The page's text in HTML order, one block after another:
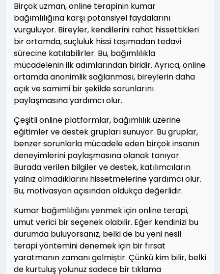
Birçok uzman, online terapinin kumar
bağımlılığına karşı potansiyel faydalarını
vurguluyor. Bireyler, kendilerini rahat hissettikleri
bir ortamda, suçluluk hissi taşımadan tedavi
sürecine katılabilirler. Bu, bağımlılıkla
mücadelenin ilk adımlarından biridir. Ayrıca, online
ortamda anonimlik sağlanması, bireylerin daha
açık ve samimi bir şekilde sorunlarını
paylaşmasına yardımcı olur.
Çeşitli online platformlar, bağımlılık üzerine
eğitimler ve destek grupları sunuyor. Bu gruplar,
benzer sorunlarla mücadele eden birçok insanın
deneyimlerini paylaşmasına olanak tanıyor.
Burada verilen bilgiler ve destek, katılımcıların
yalnız olmadıklarını hissetmelerine yardımcı olur.
Bu, motivasyon açısından oldukça değerlidir.
Kumar bağımlılığını yenmek için online terapi,
umut verici bir seçenek olabilir. Eğer kendinizi bu
durumda buluyorsanız, belki de bu yeni nesil
terapi yöntemini denemek için bir fırsat
yaratmanın zamanı gelmiştir. Çünkü kim bilir, belki
de kurtuluş yolunuz sadece bir tıklama